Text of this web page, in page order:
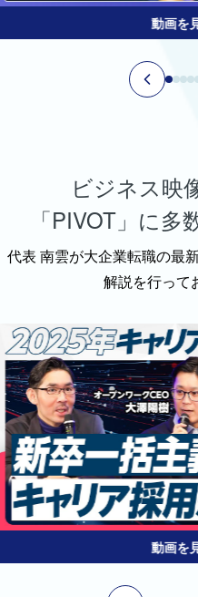
動画を
ビジネス映
「PIVOT」に多
代表 南雲が大企業転職の最
解説を行って
動画を